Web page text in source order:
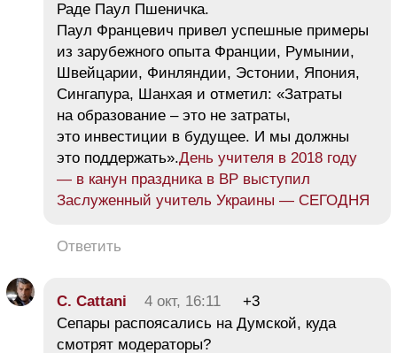
Раде Паул Пшеничка.
Паул Францевич привел успешные примеры
из зарубежного опыта Франции, Румынии,
Швейцарии, Финляндии, Эстонии, Япония,
Сингапура, Шанхая и отметил: «Затраты
на образование – это не затраты,
это инвестиции в будущее. И мы должны
это поддержать».День учителя в 2018 году
— в канун праздника в ВР выступил
Заслуженный учитель Украины — СЕГОДНЯ
Ответить
C. Cattani 4 окт, 16:11
+3
Сепары распоясались на Думской, куда
смотрят модераторы?